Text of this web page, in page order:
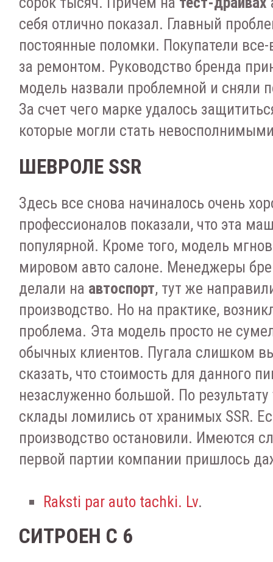
себя отлично показал. Главный
постоянные поломки. Покупатели
за ремонтом. Руководство бренда
модель назвали проблемной и сняли
За счет чего марке удалось
которые могли стать
ШЕВРОЛЕ SSR
Здесь все снова начиналось очень
профессионалов показали, что эта
популярной. Кроме того, модель
мировом авто салоне. Менеджеры
делали на автоспорт, тут же
производство. Но на практике,
проблема. Эта модель просто не
обычных клиентов. Пугала слишком
сказать, что стоимость для данного
незаслуженно большой. По
склады ломились от хранимых SSR.
производство остановили. Имеются
первой партии компании пришлось
Raksti par auto tachki. Lv.
СИТРОЕН С 6